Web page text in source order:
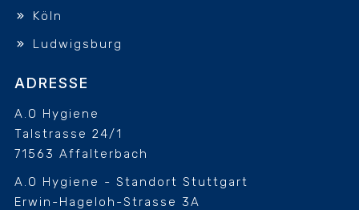
Köln
Ludwigsburg
ADRESSE
A.O Hygiene
Talstrasse 24/1
71563 Affalterbach
A.O Hygiene - Standort Stuttgart
Erwin-Hageloh-Strasse 3A